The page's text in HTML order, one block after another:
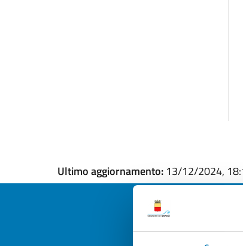
Ultimo aggiornamento: 13/12/2024,